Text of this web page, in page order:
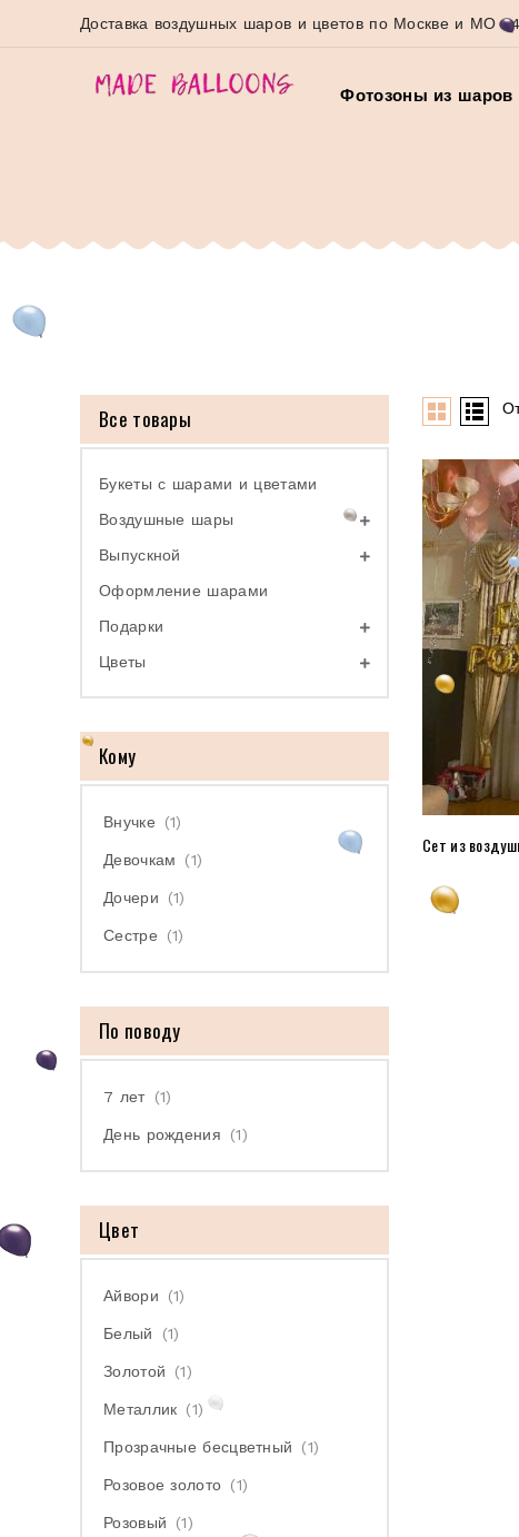
Доставка воздушных шаров и цветов по Москве и МО
Фотозоны из шаров
Сет из
Все товары
Букеты с шарами и цветами
Воздушные шары
Выпускной
Оформление шарами
Подарки
Цветы
Кому
Внучке (1)
Девочкам (1)
Дочери (1)
Сестре (1)
По поводу
7 лет (1)
День рождения (1)
Цвет
Айвори (1)
Белый (1)
Золотой (1)
Металлик (1)
Прозрачные бесцветный (1)
Розовое золото (1)
Розовый (1)